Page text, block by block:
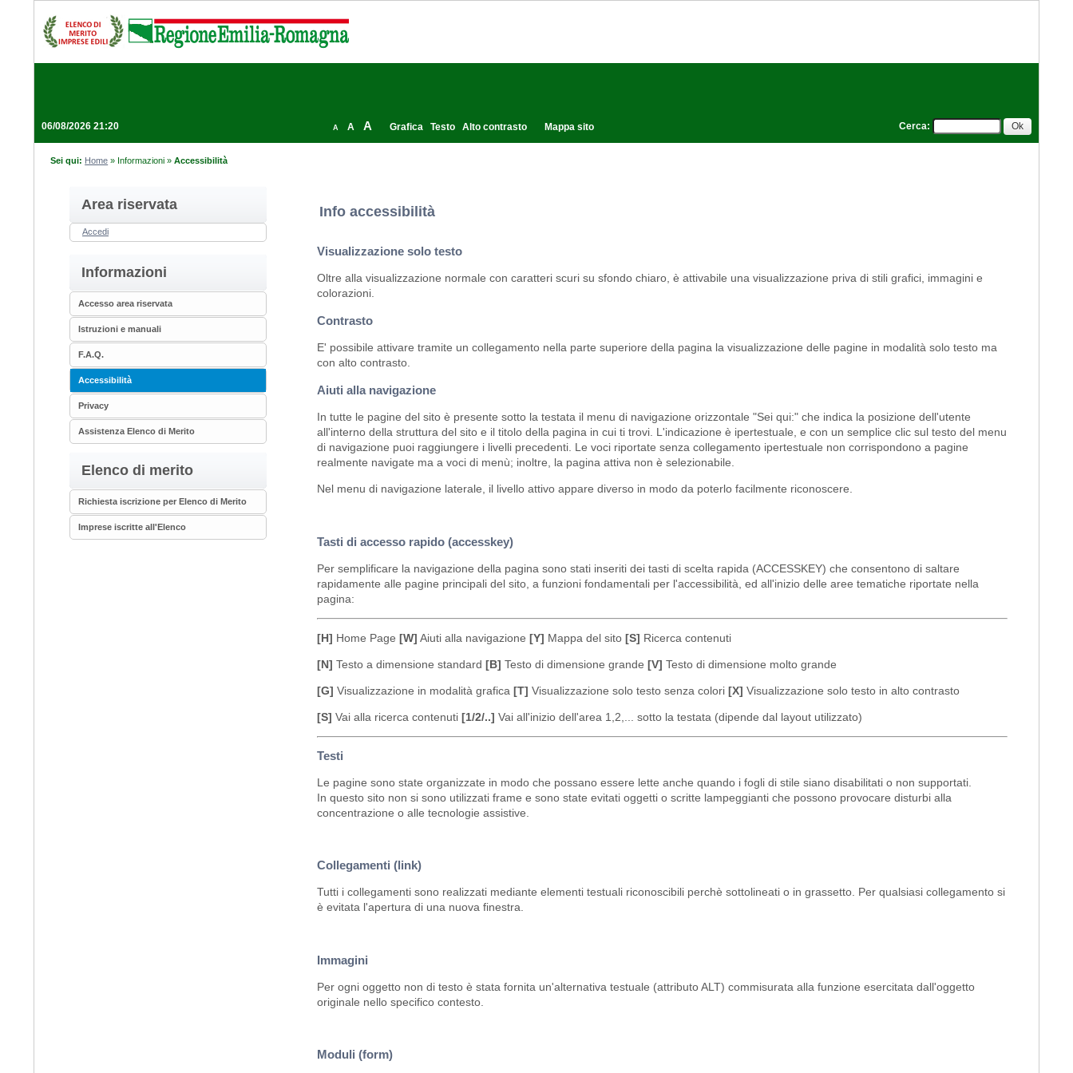
06/08/2026 21:20 Cerca:
A A A Grafica Testo Alto contrasto Mappa sito
Sei qui: Home » Informazioni »Accessibilità
Area riservata
Accedi
Informazioni
Accesso area riservata
Istruzioni e manuali
F.A.Q.
Accessibilità
Privacy
Assistenza Elenco di Merito
Elenco di merito
Richiesta iscrizione per Elenco di Merito
Imprese iscritte all'Elenco
Info accessibilità
Visualizzazione solo testo
Oltre alla visualizzazione normale con caratteri scuri su sfondo chiaro, è attivabile una visualizzazione priva di stili grafici, immagini e
colorazioni.
Contrasto
E' possibile attivare tramite un collegamento nella parte superiore della pagina la visualizzazione delle pagine in modalità solo testo ma
con alto contrasto.
Aiuti alla navigazione
In tutte le pagine del sito è presente sotto la testata il menu di navigazione orizzontale "Sei qui:" che indica la posizione dell'utente
all'interno della struttura del sito e il titolo della pagina in cui ti trovi. L'indicazione è ipertestuale, e con un semplice clic sul testo del menu
di navigazione puoi raggiungere i livelli precedenti. Le voci riportate senza collegamento ipertestuale non corrispondono a pagine
realmente navigate ma a voci di menù; inoltre, la pagina attiva non è selezionabile.
Nel menu di navigazione laterale, il livello attivo appare diverso in modo da poterlo facilmente riconoscere.
Tasti di accesso rapido (accesskey)
Per semplificare la navigazione della pagina sono stati inseriti dei tasti di scelta rapida (ACCESSKEY) che consentono di saltare
rapidamente alle pagine principali del sito, a funzioni fondamentali per l'accessibilità, ed all'inizio delle aree tematiche riportate nella
pagina:
[H] Home Page [W] Aiuti alla navigazione [Y] Mappa del sito [S] Ricerca contenuti
[N] Testo a dimensione standard [B] Testo di dimensione grande [V] Testo di dimensione molto grande
[G] Visualizzazione in modalità grafica [T] Visualizzazione solo testo senza colori [X] Visualizzazione solo testo in alto contrasto
[S] Vai alla ricerca contenuti [1/2/..] Vai all'inizio dell'area 1,2,... sotto la testata (dipende dal layout utilizzato)
Testi
Le pagine sono state organizzate in modo che possano essere lette anche quando i fogli di stile siano disabilitati o non supportati.
In questo sito non si sono utilizzati frame e sono state evitati oggetti o scritte lampeggianti che possono provocare disturbi alla
concentrazione o alle tecnologie assistive.
Collegamenti (link)
Tutti i collegamenti sono realizzati mediante elementi testuali riconoscibili perchè sottolineati o in grassetto. Per qualsiasi collegamento si
è evitata l'apertura di una nuova finestra.
Immagini
Per ogni oggetto non di testo è stata fornita un'alternativa testuale (attributo ALT) commisurata alla funzione esercitata dall'oggetto
originale nello specifico contesto.
Moduli (form)